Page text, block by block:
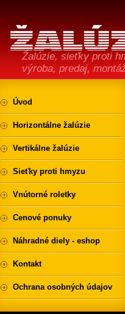
Žalúzie, sieťky proti
výroba, predaj,
Úvod
Horizontálne žalúzie
Vertikálne žalúzie
Sieťky proti hmyzu
Vnútorné roletky
Cenové ponuky
Náhradné diely - eshop
Kontakt
Ochrana osobných údajov